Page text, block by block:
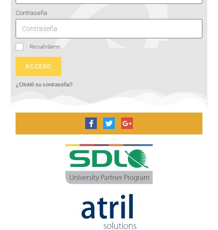
Contraseña
Recuérdame
ACCESO
¿Olvidó su contraseña?